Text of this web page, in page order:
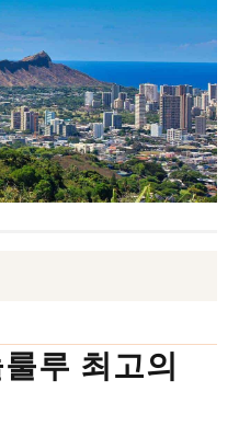
루 최고의